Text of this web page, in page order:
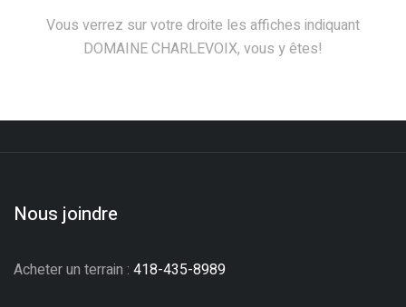
Vous verrez sur votre droite les affiches indiquant
DOMAINE CHARLEVOIX, vous y êtes!
Nous joindre
Acheter un terrain : 418-435-8989